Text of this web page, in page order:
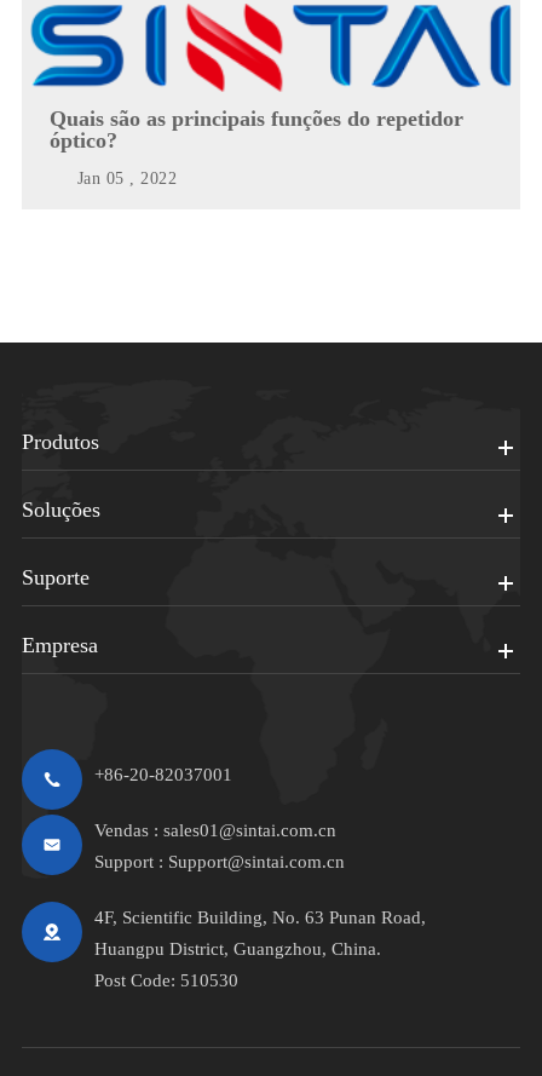
Quais são as principais funções do repetidor
óptico?
Jan 05 , 2022
Produtos
Soluções
Suporte
Empresa
+86-20-82037001
Vendas : sales01@sintai.com.cn
Support : Support@sintai.com.cn
4F, Scientific Building, No. 63 Punan Road,
Huangpu District, Guangzhou, China.
Post Code: 510530